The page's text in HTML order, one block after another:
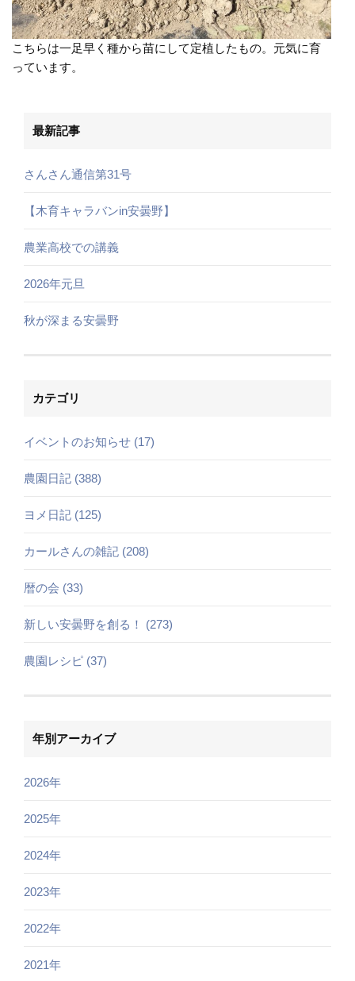
こちらは一足早く種から苗にして定植したもの。元気に育
っています。
最新記事
さんさん通信第31号
【木育キャラバンin安曇野】
農業高校での講義
2026年元旦
秋が深まる安曇野
カテゴリ
イベントのお知らせ (17)
農園日記 (388)
ヨメ日記 (125)
カールさんの雑記 (208)
暦の会 (33)
新しい安曇野を創る！ (273)
農園レシピ (37)
年別アーカイブ
2026年
2025年
2024年
2023年
2022年
2021年